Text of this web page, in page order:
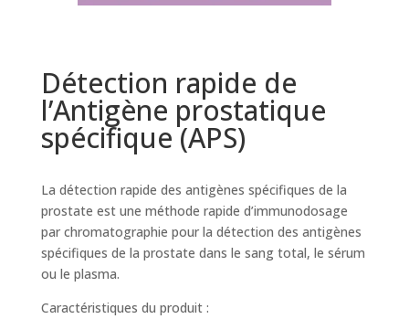
Détection rapide de
l’Antigène prostatique
spécifique (APS)
La détection rapide des antigènes spécifiques de la
prostate est une méthode rapide d’immunodosage
par chromatographie pour la détection des antigènes
spécifiques de la prostate dans le sang total, le sérum
ou le plasma.
Caractéristiques du produit :